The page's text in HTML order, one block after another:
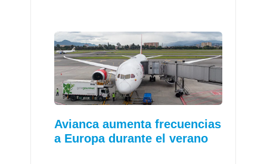
Avianca aumenta frecuencias
a Europa durante el verano